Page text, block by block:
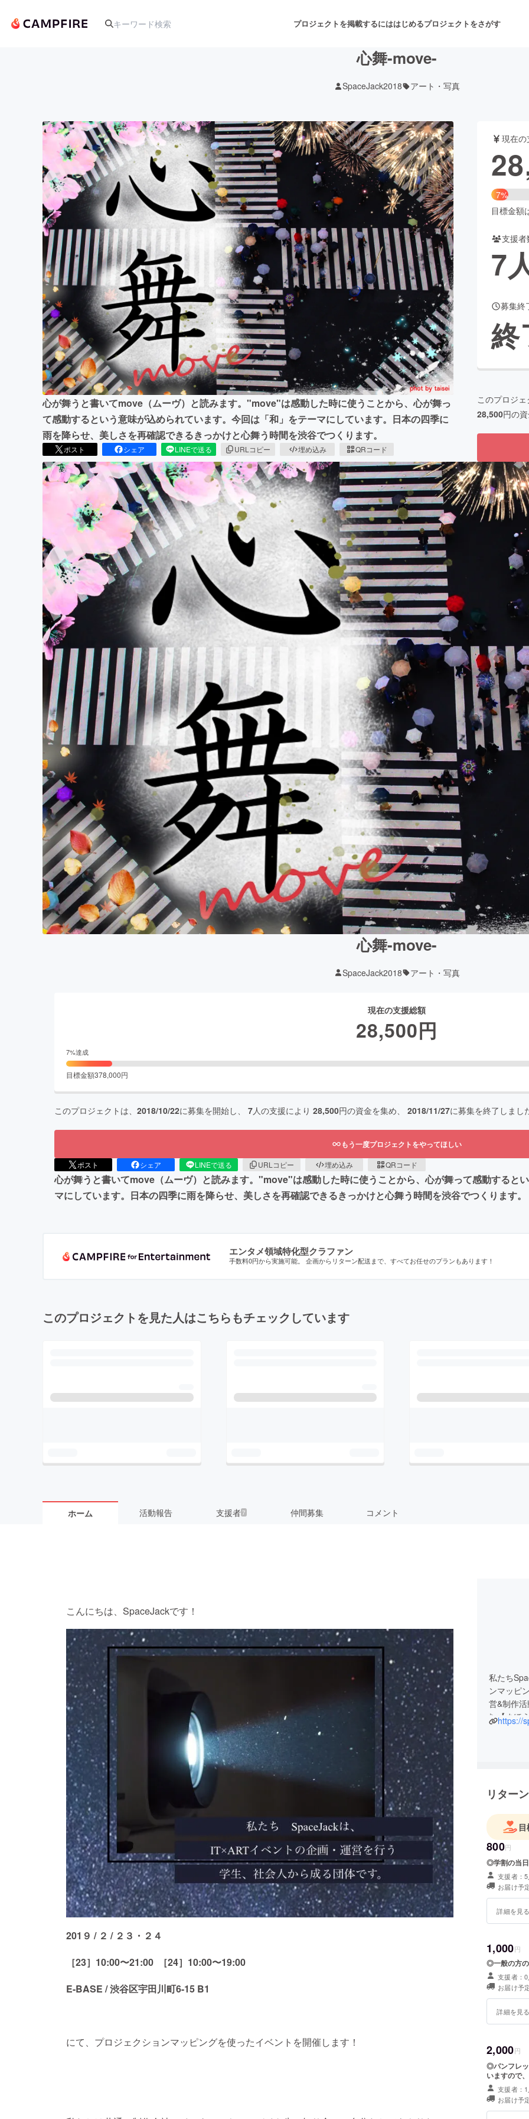
プロジェクトを掲載するにははじめるプロジェクトをさがす
アート・写真 音楽 舞台・パフォーマンス
テクノロジー・ガジェット ゲーム・サービス開発 フード・飲食店
映像・映画 書籍・雑誌出版 アニメ・漫画
ビジネス・起業 チャレンジ ビューティー・ヘルスケ
まちづくり・地域活性化
CAMPFIRE for Social GoodCAMPFIRE Creation
CAMPFIREふるさと納税machi-yaコミュニティ
心舞-move-
SpaceJack2018 アート・写真
心が舞うと書いてmove（ムーヴ）と読みます。"move"は感動した時に使うことから、心が舞っ
て感動するという意味が込められています。今回は「和」をテーマにしています。日本の四季に
雨を降らせ、美しさを再確認できるきっかけと心舞う時間を渋谷でつくります。
ポスト シェア LINEで送る URLコピー 埋め込み QRコード
現在
7%
目標金額
支援者
7
募集終
終
このプロジ
28,500円の
心舞-move-
SpaceJack2018 アート・写真
現在の支援総額
28,500円
7%達成
目標金額378,000円
このプロジェクトは、 2018/10/22に募集を開始し、 7人の支援により 28,500円の資金を集め、 2018/11/27に募集を終了しまし
もう一度プロジェクトをやってほしい
ポスト シェア LINEで送る URLコピー 埋め込み QRコード
心が舞うと書いてmove（ムーヴ）と読みます。"move"は感動した時に使うことから、心が舞って感動すると
マにしています。日本の四季に雨を降らせ、美しさを再確認できるきっかけと心舞う時間を渋谷でつくります。
エンタメ領域特化型クラファン
手数料0円から実施可能。 企画からリターン配送まで、すべてお任せのプランもあります！
このプロジェクトを見た人はこちらもチェックしています
ホーム 活動報告 支援者7 仲間募集 コメント
こんにちは、SpaceJackです！
201９ / ２ / ２３・２４
［23］10:00〜21:00 ［24］10:00〜19:00
E-BASE / 渋谷区宇田川町6-15 B1
にて、プロジェクションマッピングを使ったイベントを開催します！
私たち
ンマッピ
営&制作
▷【まほ
▷【心舞
https://
リター
800円
◎学割の当日
支援者：
お届け予
詳細を見
1,000円
◎一般の方
支援者：
お届け予
詳細を見
2,000円
◎パンフレッ
いますので
支援者：
お届け予